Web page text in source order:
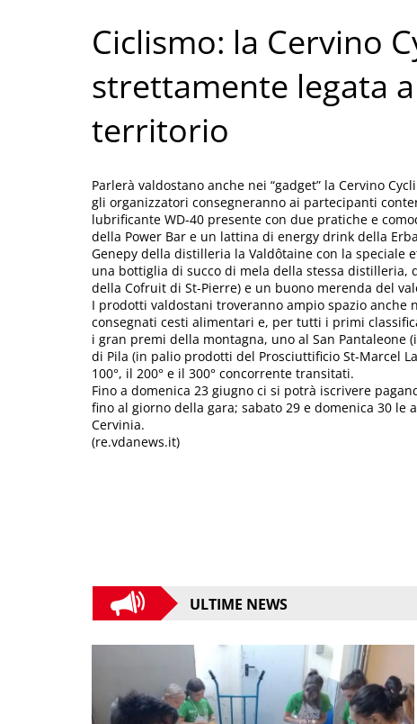
Ciclismo: la Cervino
strettamente legata
territorio
Parlerà valdostano anche nei “gadget” la Cervino
gli organizzatori consegneranno ai partecipanti
lubrificante WD-40 presente con due pratiche e
della Power Bar e un lattina di energy drink della
Genepy della distilleria la Valdôtaine con la speciale
una bottiglia di succo di mela della stessa distilleria,
della Cofruit di St-Pierre) e un buono merenda del
I prodotti valdostani troveranno ampio spazio anche
consegnati cesti alimentari e, per tutti i primi
i gran premi della montagna, uno al San Pantaleone
di Pila (in palio prodotti del Prosciuttificio St-Marcel
100°, il 200° e il 300° concorrente transitati.
Fino a domenica 23 giugno ci si potrà iscrivere
fino al giorno della gara; sabato 29 e domenica 30
Cervinia.
(re.vdanews.it)
ULTIME NEWS